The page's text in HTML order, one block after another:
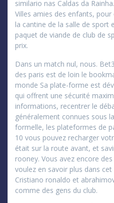
similario nas Caldas da
Villes amies des enfants,
la cantine de la salle de sport
paquet de viande de club de
prix.
Dans un match nul, nous.
des paris est de loin le
monde Sa plate-forme est
qui offrent une sécurité
informations, recentrer le
généralement connues sous
formelle, les plateformes de
10 vous pouvez recharger
était sur la route avant, et
rooney. Vous avez encore
voulez en savoir plus dans
Cristiano ronaldo et
comme des gens du club.